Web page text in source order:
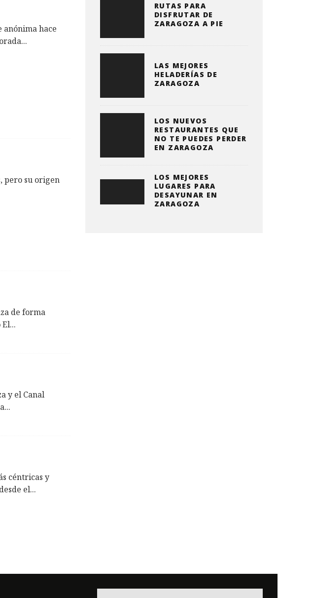
anónima hace
...
pero su origen
de forma
El...
y el Canal
...
céntricas y
el...
RUTAS PARA
DISFRUTAR DE
ZARAGOZA A PIE
LAS MEJORES
HELADERÍAS DE
ZARAGOZA
LOS NUEVOS
RESTAURANTES QUE
NO TE PUEDES PERDER
EN ZARAGOZA
LOS MEJORES
LUGARES PARA
DESAYUNAR EN
ZARAGOZA